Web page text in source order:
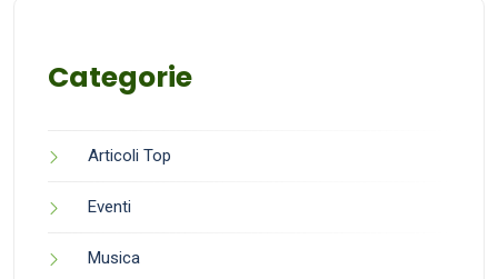
Categorie
Articoli Top
Eventi
Musica